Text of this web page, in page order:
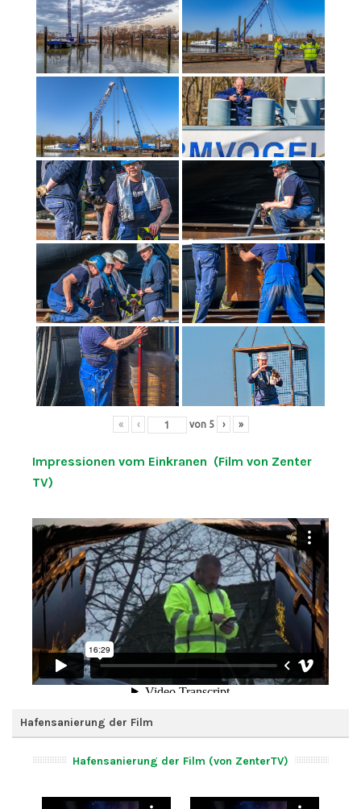
« ‹ von 5 › »
Impressionen vom Einkranen (Film von Zenter
TV)
Hafensanierung der Film
Hafensanierung der Film (von ZenterTV)